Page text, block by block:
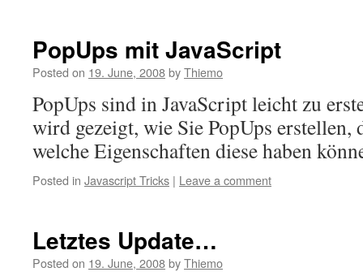
PopUps mit JavaScript
Posted on 19. June, 2008byThiemo
PopUps sind in JavaScript leicht zu
wird gezeigt, wie Sie PopUps
welche Eigenschaften diese haben
Posted in Javascript Tricks | Leave a comment
Letztes Update…
Posted on 19. June, 2008byThiemo